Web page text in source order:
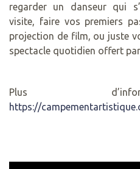
regarder un danseur qui
visite, faire vos premiers
projection de film, ou juste
spectacle quotidien offert
Plus
https://